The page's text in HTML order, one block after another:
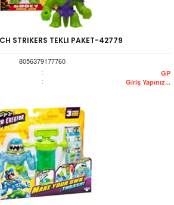
STRIKERS TEKLI PAKET-42779
8056379177760
: GP
: Giriş Yapınız...